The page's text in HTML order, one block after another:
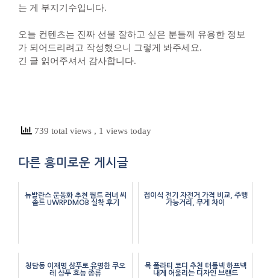
는 게 부지기수입니다.
오늘 컨텐츠는 진짜 선물 잘하고 싶은 분들께 유용한 정보
가 되어드리려고 작성했으니 그렇게 봐주세요.
긴 글 읽어주셔서 감사합니다.
739 total views , 1 views today
다른 흥미로운 게시글
뉴발란스 운동화 추천 웝트 러너 씨
솔트 UWRPDMOB 실착 후기
접이식 전기 자전거 가격 비교, 주행
가능거리, 무게 차이
청담동 이재명 샴푸로 유명한 쿠오
레 샴푸 효능 종류
목 폴라티 코디 추천 터틀넥 하프넥
내게 어울리는 디자인 브랜드